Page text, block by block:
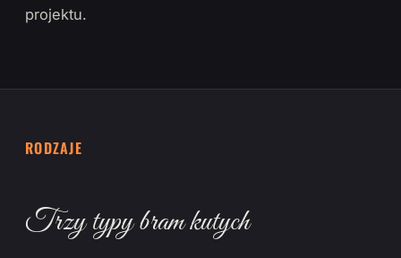
projektu.
RODZAJE
Trzy typy bram kutych